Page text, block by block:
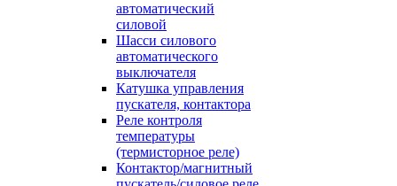
автоматический
силовой
Шасси силового
автоматического
выключателя
Катушка управления
пускателя, контактора
Реле контроля
температуры
(термисторное реле)
Контактор/магнитный